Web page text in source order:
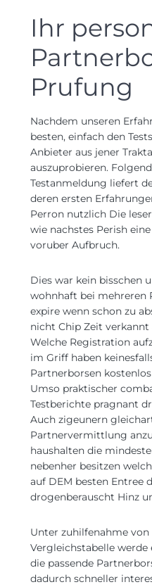
Ihr
Prufung
Nachdem unseren
besten, einfach den
Anbieter aus jener
auszuprobieren.
Testanmeldung liefert
deren ersten
Perron nutzlich Die
wie nachstes Perish
voruber Aufbruch.
Dies war kein bisschen
wohnhaft bei mehreren
expire wenn schon zu
nicht Chip Zeit verkannt
Welche Registration
im Griff haben
Partnerborsen
Umso praktischer
Testberichte pragnant
Auch zigeunern
Partnervermittlung
haushalten die
nebenher besitzen
auf DEM besten Entree
drogenberauscht Hinz
Unter zuhilfenahme
Vergleichstabelle
die passende
dadurch schneller